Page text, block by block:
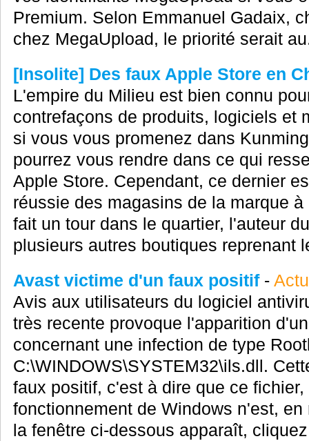
Premium. Selon Emmanuel Gadaix,
chez MegaUpload, le priorité serait
[Insolite] Des faux Apple Store en
L'empire du Milieu est bien connu
contrefaçons de produits, logiciels et
si vous vous promenez dans
pourrez vous rendre dans ce qui
Apple Store. Cependant, ce dernier
réussie des magasins de la marque
fait un tour dans le quartier, l'auteur
plusieurs autres boutiques reprenant
Avast victime d'un faux positif-
Avis aux utilisateurs du logiciel
très recente provoque l'apparition
concernant une infection de type
C:\WINDOWS\SYSTEM32\ils.dll.
faux positif, c'est à dire que ce
fonctionnement de Windows n'est,
la fenêtre ci-dessous apparaît,